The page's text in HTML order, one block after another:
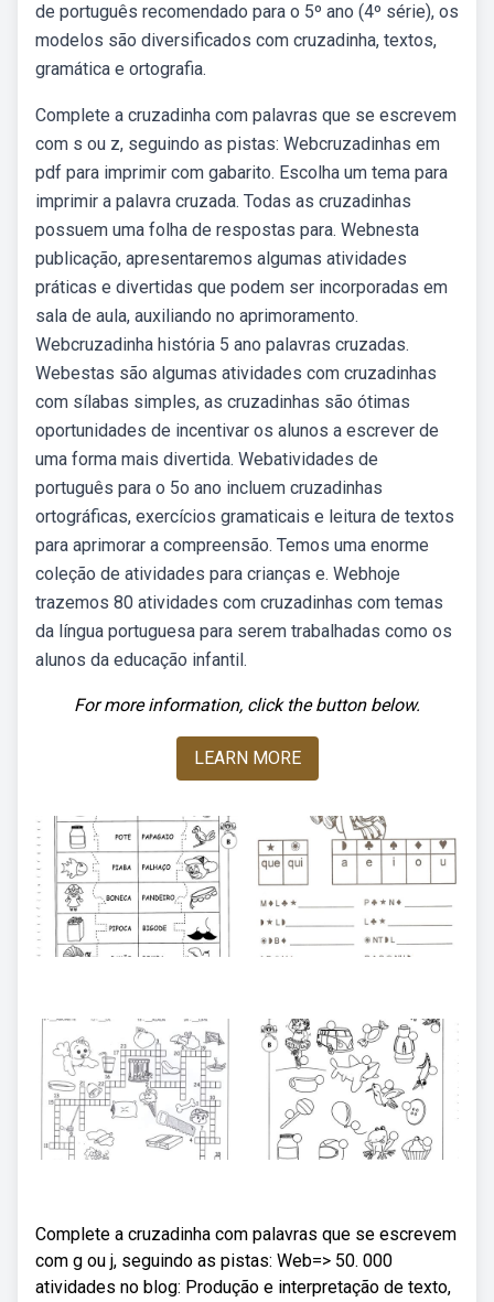
de português recomendado para o 5º ano (4º série), os
modelos são diversificados com cruzadinha, textos,
gramática e ortografia.
Complete a cruzadinha com palavras que se escrevem
com s ou z, seguindo as pistas: Webcruzadinhas em
pdf para imprimir com gabarito. Escolha um tema para
imprimir a palavra cruzada. Todas as cruzadinhas
possuem uma folha de respostas para. Webnesta
publicação, apresentaremos algumas atividades
práticas e divertidas que podem ser incorporadas em
sala de aula, auxiliando no aprimoramento.
Webcruzadinha história 5 ano palavras cruzadas.
Webestas são algumas atividades com cruzadinhas
com sílabas simples, as cruzadinhas são ótimas
oportunidades de incentivar os alunos a escrever de
uma forma mais divertida. Webatividades de
português para o 5o ano incluem cruzadinhas
ortográficas, exercícios gramaticais e leitura de textos
para aprimorar a compreensão. Temos uma enorme
coleção de atividades para crianças e. Webhoje
trazemos 80 atividades com cruzadinhas com temas
da língua portuguesa para serem trabalhadas como os
alunos da educação infantil.
For more information, click the button below.
LEARN MORE
Complete a cruzadinha com palavras que se escrevem
com g ou j, seguindo as pistas: Web=> 50. 000
atividades no blog: Produção e interpretação de texto,